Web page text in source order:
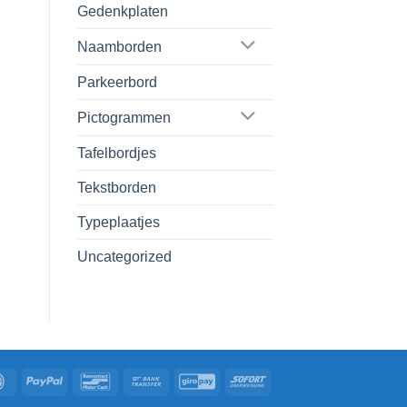
Gedenkplaten
Naamborden
Parkeerbord
Pictogrammen
Tafelbordjes
Tekstborden
Typeplaatjes
Uncategorized
IDeal PayPal BancontactBank
GiroPay Sofort